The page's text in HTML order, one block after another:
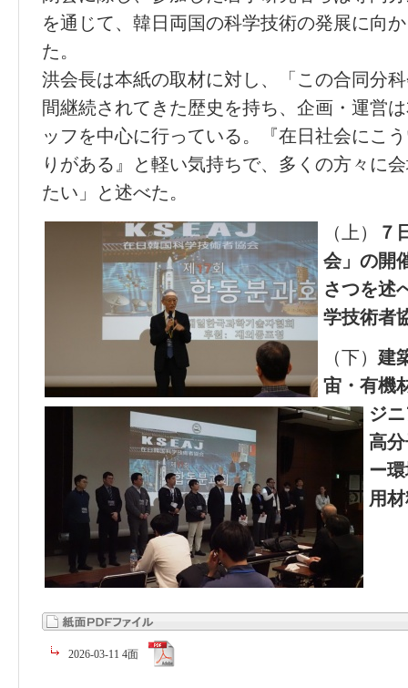
を通じて、韓日両国の科学技術の発展に向
た。
洪会長は本紙の取材に対し、「この合同分
間継続されてきた歴史を持ち、企画・運営
ッフを中心に行っている。『在日社会にこ
りがある』と軽い気持ちで、多くの方々に
たい」と述べた。
（上）
７
会」の開
さつを述
学技術者
（下） 建
宙・有機
ジ
高
ー
用
2026-03-11 4面